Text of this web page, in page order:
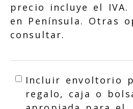
precio incluye el
en Península. Otras
consultar.
Incluir envoltorio
regalo, caja o